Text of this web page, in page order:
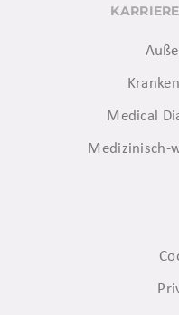
Medical
Medizinisch-